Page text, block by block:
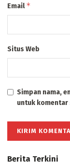
Email*
Situs Web
Simpan nama,
untuk komentar
Berita Terkini